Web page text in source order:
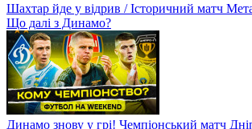
Шахтар йде у відрив / Історичний матч
Що далі з Динамо?
Динамо знову у грі! Чемпіонський матч